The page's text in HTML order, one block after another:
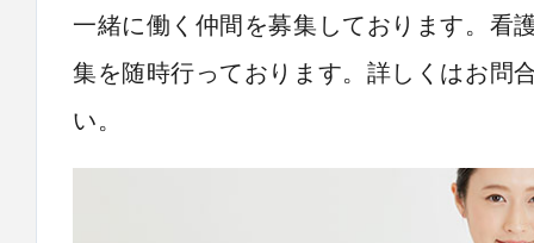
一緒に働く仲間を募集しております。看
集を随時行っております。詳しくはお問
い。